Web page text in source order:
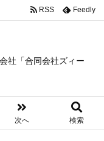
社「合同会社ズィー
次へ 検索
RSS Feedly